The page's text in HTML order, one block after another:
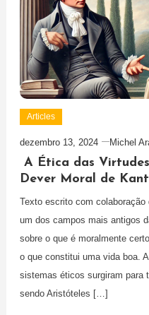
Articles
dezembro 13, 2024 Michel
A Ética das
Dever Moral de
Texto escrito com
um dos campos mais antigos
sobre o que é moralmente
o que constitui uma vida boa.
sistemas éticos surgiram para
sendo Aristóteles […]